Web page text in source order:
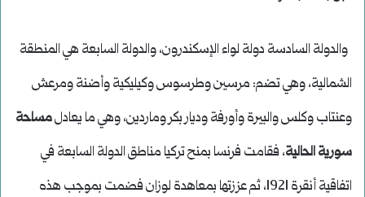
والدولة السادسة دولة لواء الإسكندرون، والدولة السابعة هي المنطقة
الشمالية، وهي تضم: مرسين وطرسوس وكيليكية وأضنة ومرعش
وعنتاب وكلس والبيرة وأورفة وديار بكر وماردين، وهي ما يعادلمساحة
سورية الحالية، فقامت فرنسا بمنح تركيا مناطق الدولة السابعة في
اتفاقية أنقرة 1921، ثم عززتها بمعاهدة لوزان فضمت بموجب هذه